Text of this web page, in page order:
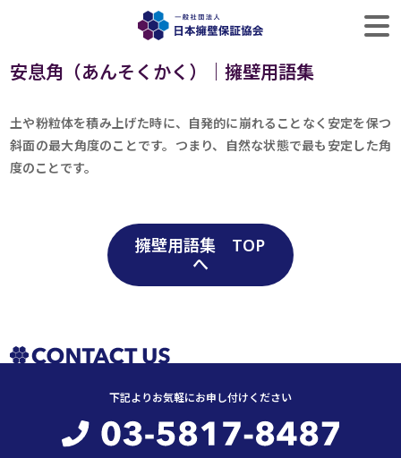
安息角（あんそくかく）｜擁壁用語集
土や粉粒体を積み上げた時に、自発的に崩れることなく安定を保つ
斜面の最大角度のことです。つまり、自然な状態で最も安定した角
度のことです。
擁壁用語集 TOP
へ
下記よりお気軽にお申し付けください